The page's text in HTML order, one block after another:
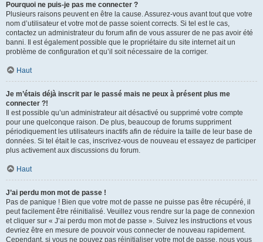
Pourquoi ne puis-je pas me connecter ?
Plusieurs raisons peuvent en être la cause. Assurez-vous avant tout que votre
nom d’utilisateur et votre mot de passe soient corrects. Si tel est le cas,
contactez un administrateur du forum afin de vous assurer de ne pas avoir été
banni. Il est également possible que le propriétaire du site internet ait un
problème de configuration et qu’il soit nécessaire de la corriger.
Haut
Je m’étais déjà inscrit par le passé mais ne peux à présent plus me
connecter ?!
Il est possible qu’un administrateur ait désactivé ou supprimé votre compte
pour une quelconque raison. De plus, beaucoup de forums suppriment
périodiquement les utilisateurs inactifs afin de réduire la taille de leur base de
données. Si tel était le cas, inscrivez-vous de nouveau et essayez de participer
plus activement aux discussions du forum.
Haut
J’ai perdu mon mot de passe !
Pas de panique ! Bien que votre mot de passe ne puisse pas être récupéré, il
peut facilement être réinitialisé. Veuillez vous rendre sur la page de connexion
et cliquer sur « J’ai perdu mon mot de passe ». Suivez les instructions et vous
devriez être en mesure de pouvoir vous connecter de nouveau rapidement.
Cependant, si vous ne pouvez pas réinitialiser votre mot de passe, nous vous